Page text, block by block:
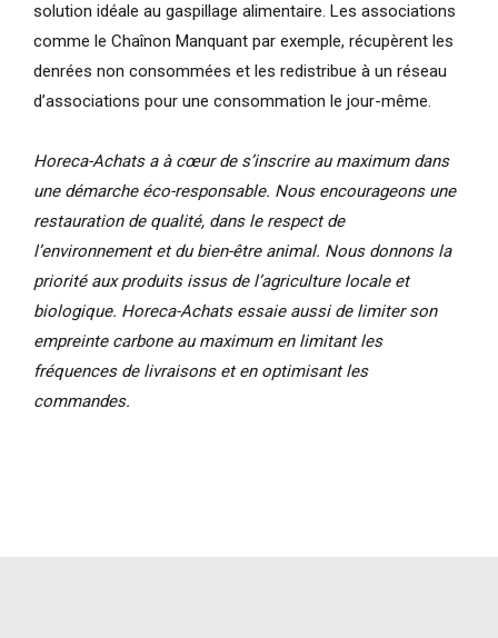
solution idéale au gaspillage alimentaire. Les associations
comme le Chaînon Manquant par exemple, récupèrent les
denrées non consommées et les redistribue à un réseau
d’associations pour une consommation le jour-même.
Horeca-Achats a à cœur de s’inscrire au maximum dans
une démarche éco-responsable. Nous encourageons une
restauration de qualité, dans le respect de
l’environnement et du bien-être animal. Nous donnons la
priorité aux produits issus de l’agriculture locale et
biologique. Horeca-Achats essaie aussi de limiter son
empreinte carbone au maximum en limitant les
fréquences de livraisons et en optimisant les
commandes.